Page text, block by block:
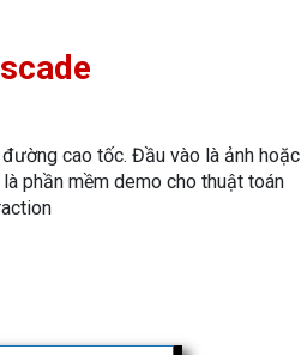
cao tốc. Đầu vào là ảnh hoặc
phần mềm demo cho thuật toán